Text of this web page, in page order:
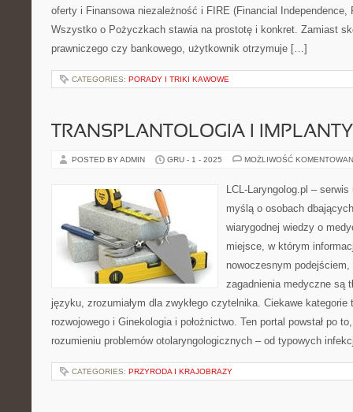
oferty i Finansowa niezależność i FIRE (Financial Independence,
Wszystko o Pożyczkach stawia na prostotę i konkret. Zamiast
prawniczego czy bankowego, użytkownik otrzymuje […]
CATEGORIES: PORADY I TRIKI KAWOWE
TRANSPLANTOLOGIA I
POSTED BY ADMIN GRU - 1 - 2025 MOŻLIWOŚĆ
LCL-Laryngolog.pl –
myślą o osobach
wiarygodnej wiedzy o
miejsce, w którym
nowoczesnym
zagadnienia medyczne są
języku, zrozumiałym dla zwykłego czytelnika. Ciekawe
rozwojowego i Ginekologia i położnictwo. Ten portal powstał po
rozumieniu problemów otolaryngologicznych – od typowych
CATEGORIES: PRZYRODA I KRAJOBRAZY